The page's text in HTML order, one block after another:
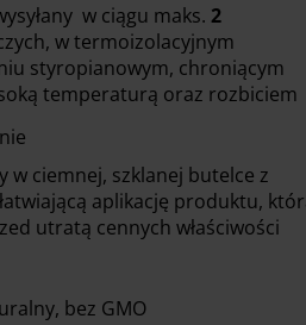
w ciągu maks. 2
w termoizolacyjnym
styropianowym, chroniącym
temperaturą oraz rozbiciem
w ciemnej, szklanej butelce z
aplikację produktu,
utratą cennych właściwości
bez GMO